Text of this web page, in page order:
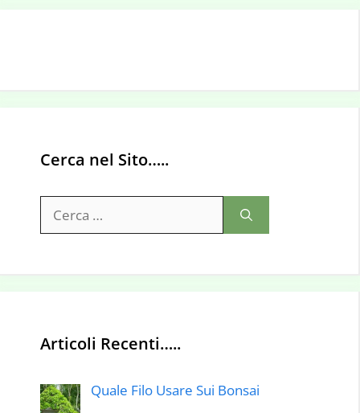
Cerca nel Sito…..
per:
Articoli Recenti…..
Quale Filo Usare Sui Bonsai